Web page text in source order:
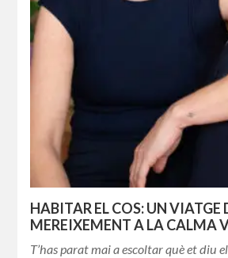
HABITAR EL COS: UN VIATGE
MEREIXEMENT A LA CALMA
T’has parat mai a escoltar què et diu